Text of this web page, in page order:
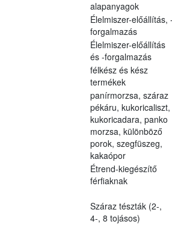
alapanyagok
Élelmiszer-előállítás, -
forgalmazás
Élelmiszer-előállítás
és -forgalmazás
félkész és kész
termékek
panírmorzsa, száraz
pékáru, kukoricaliszt,
kukoricadara, panko
morzsa, különböző
porok, szegfüszeg,
kakaópor
Étrend-kiegészítő
férfiaknak
Száraz tészták (2-,
4-, 8 tojásos)